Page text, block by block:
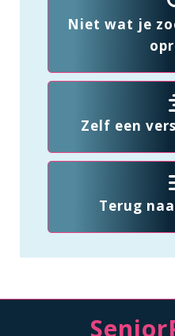
Niet wat je
Zelf een
Terug